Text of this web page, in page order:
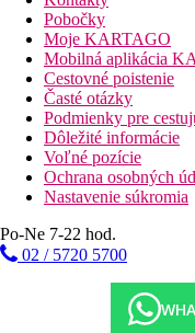
Jednoizbová suita s
spálňa, obývacia
kútom, Wi-Fi a
Apartmán s jednou
57 m²): kompletne
klimatizácia, terasa s
sprchovacím kútom a
Dvojizbová
a jedálenská časť,
druhá spálňa s
alebo skupiny.
Sport a zábava
Hostia majú k
Pobočky
Moje KARTAGO
Mobilná aplikácia
Cestovné poistenie
Časté otázky
Podmienky pre
Dôležité informácie
Voľné pozície
Ochrana osobných
Nastavenie súkromia
Po-Ne 7-22 hod.
02 / 5720 5700